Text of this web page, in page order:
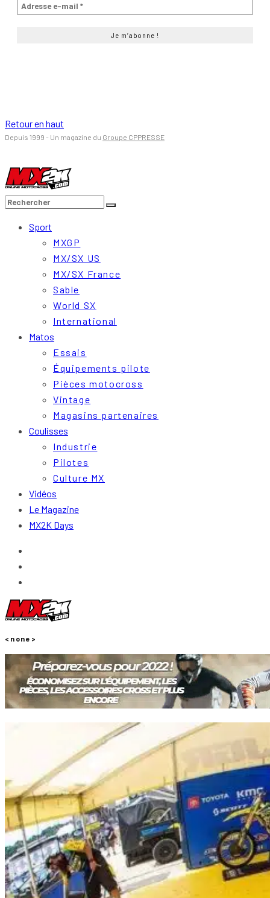
Retour en haut
Depuis 1999 - Un magazine du Groupe CPPRESSE
Sport
MXGP
MX/SX US
MX/SX France
Sable
World SX
International
Matos
Essais
Équipements pilote
Pièces motocross
Vintage
Magasins partenaires
Coulisses
Industrie
Pilotes
Culture MX
Vidéos
Le Magazine
MX2K Days
<none>